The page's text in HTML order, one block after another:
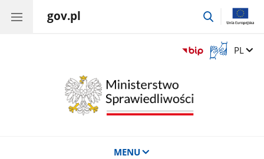
gov.pl
przejdź
Otwórz
okno
Zmień
PL
MENU